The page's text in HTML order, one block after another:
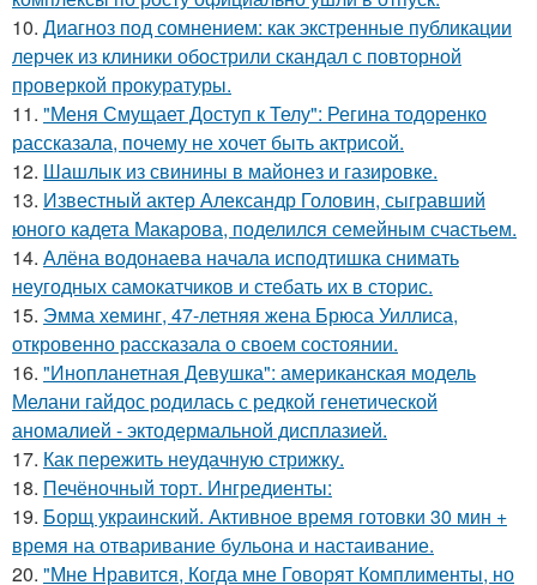
10. Диагноз под сомнением: как экстренные публикации
лерчек из клиники обострили скандал с повторной
проверкой прокуратуры.
11. "Меня Смущает Доступ к Телу": Регина тодоренко
рассказала, почему не хочет быть актрисой.
12. Шашлык из свинины в майонез и газировке.
13. Известный актер Александр Головин, сыгравший
юного кадета Макарова, поделился семейным счастьем.
14. Алёна водонаева начала исподтишка снимать
неугодных самокатчиков и стебать их в сторис.
15. Эмма хеминг, 47-летняя жена Брюса Уиллиса,
откровенно рассказала о своем состоянии.
16. "Инопланетная Девушка": американская модель
Мелани гайдос родилась с редкой генетической
аномалией - эктодермальной дисплазией.
17. Как пережить неудачную стрижку.
18. Печёночный торт. Ингредиенты:
19. Борщ украинский. Активное время готовки 30 мин +
время на отваривание бульона и настаивание.
20. "Мне Нравится, Когда мне Говорят Комплименты, но